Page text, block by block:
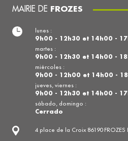
MAIRIE DE FROZES
4 place de la Croix 86190 FROZES
lunes :
9h00 - 12h30 et 14h00 -
martes :
9h00 - 12h30 et 14h00 -
miércoles :
9h00 - 12h00 et 14h00 -
jueves, viernes :
9h00 - 12h30 et 14h00 -
sábado, domingo :
Cerrado